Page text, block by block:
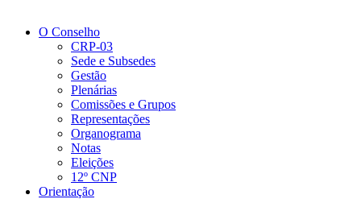
O Conselho
CRP-03
Sede e Subsedes
Gestão
Plenárias
Comissões e Grupos
Representações
Organograma
Notas
Eleições
12º CNP
Orientação